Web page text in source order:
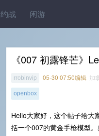
约战 闲游
《007 初露锋芒》
rrobinvip 05-30 07:50编辑 加
openbox
Hello大家好，这个帖子给大
括一个007的黄金手枪模型